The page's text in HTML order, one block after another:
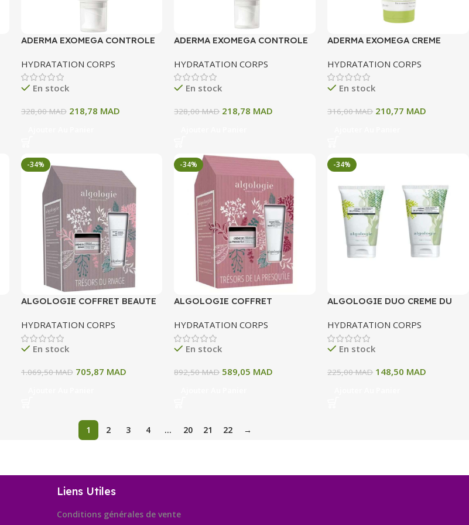
ADERMA EXOMEGA CONTROLE
GRATTAGE 200ML
HYDRATATION CORPS
En stock
328,00MAD 218,78 MAD
ADERMA EXOMEGA CONTROLE
HYDRATATION CORPS
En stock
328,00MAD 218,78 MAD
ADERMA EXOMEGA CREME
200ML
HYDRATATION CORPS
En stock
316,00MAD 210,77 MAD
-34%
ALGOLOGIE COFFRET BEAUTE
HYDRATATION CORPS
En stock
1.069,50MAD 705,87 MAD
-34%
ALGOLOGIE COFFRET
HYDRATATION CORPS
En stock
892,50MAD 589,05 MAD
-34%
ALGOLOGIE DUO CREME DU
HYDRATATION CORPS
En stock
225,00MAD 148,50 MAD
1 2 3 4 … 20 21 22 →
Liens Utiles
Conditions générales de vente